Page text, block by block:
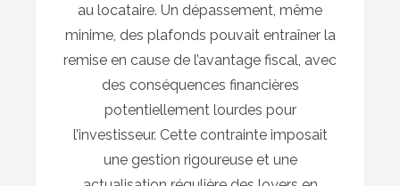
au locataire. Un dépassement, même
minime, des plafonds pouvait entraîner la
remise en cause de l’avantage fiscal, avec
des conséquences financières
potentiellement lourdes pour
l’investisseur. Cette contrainte imposait
une gestion rigoureuse et une